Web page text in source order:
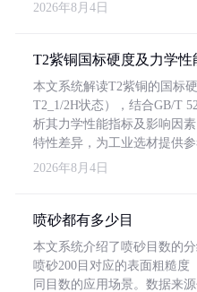
2026年8月4日
T2紫铜国标硬度及力学性
本文系统解读T2紫铜的国标
T2_1/2H状态），结合GB/T
析其力学性能指标及影响因
特性差异，为工业选材提供参
2026年8月4日
喷砂都有多少目
本文系统介绍了喷砂目数的
喷砂200目对应的表面粗糙度
同目数的应用场景。数据来